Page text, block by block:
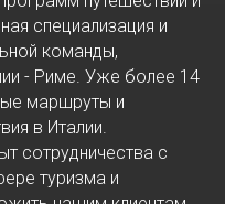
специализация и
команды,
- Риме. Уже более 14
маршруты и
в Италии.
сотрудничества с
туризма и